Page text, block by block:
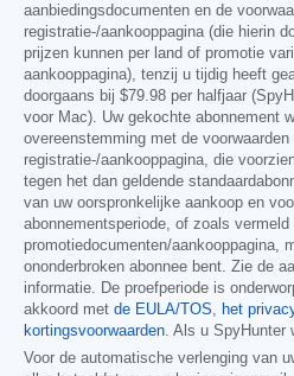
aanbiedingsdocumenten en de
registratie-/aankooppagina (die hierin
prijzen kunnen per land of promotie
aankooppagina), tenzij u tijdig heeft
doorgaans bij $79.98 per halfjaar
voor Mac). Uw gekochte abonnement
overeenstemming met de voorwaarden
registratie-/aankooppagina, die
tegen het dan geldende
van uw oorspronkelijke aankoop en
abonnementsperiode, of zoals vermeld
promotiedocumenten/aankooppagina,
ononderbroken abonnee bent. Zie de
informatie. De proefperiode is
akkoord met de EULA/TOS, het
kortingsvoorwaarden. Als u SpyHunter
Voor de automatische verlenging van